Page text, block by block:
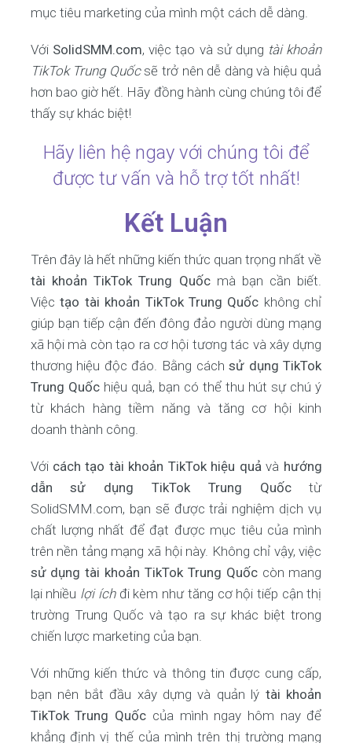
mục tiêu marketing của mình một cách dễ dàng.
Với SolidSMM.com, việc tạo và sử dụng tài khoản
TikTok Trung Quốcsẽ trở nên dễ dàng và hiệu quả
hơn bao giờ hết. Hãy đồng hành cùng chúng tôi để
thấy sự khác biệt!
Hãy liên hệ ngay với chúng tôi để
được tư vấn và hỗ trợ tốt nhất!
Kết Luận
Trên đây là hết những kiến thức quan trọng nhất về
tài khoản TikTok Trung Quốcmà bạn cần biết.
Việctạo tài khoản TikTok Trung Quốc không chỉ
giúp bạn tiếp cận đến đông đảo người dùng mạng
xã hội mà còn tạo ra cơ hội tương tác và xây dựng
thương hiệu độc đáo. Bằng cáchsử dụng TikTok
Trung Quốchiệu quả, bạn có thể thu hút sự chú ý
từ khách hàng tiềm năng và tăng cơ hội kinh
doanh thành công.
Với cách tạo tài khoản TikTok hiệu quảvà hướng
dẫn sử dụng TikTok Trung Quốctừ
SolidSMM.com, bạn sẽ được trải nghiệm dịch vụ
chất lượng nhất để đạt được mục tiêu của mình
trên nền tảng mạng xã hội này. Không chỉ vậy, việc
sử dụng tài khoản TikTok Trung Quốccòn mang
lại nhiều lợi íchđi kèm như tăng cơ hội tiếp cận thị
trường Trung Quốc và tạo ra sự khác biệt trong
chiến lược marketing của bạn.
Với những kiến thức và thông tin được cung cấp,
bạn nên bắt đầu xây dựng và quản lý tài khoản
TikTok Trung Quốc của mình ngay hôm nay để
khẳng định vị thế của mình trên thị trường mạng